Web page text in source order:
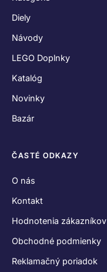
Diely
Návody
LEGO Doplnky
Katalóg
Novinky
Bazár
ČASTÉ ODKAZY
O nás
Kontakt
Hodnotenia zákazníkov
Obchodné podmienky
Reklamačný poriadok